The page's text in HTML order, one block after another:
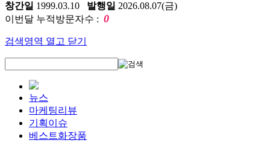
창간일 1999.03.10 발행일 2026.08.07(금)
이번달 누적방문자수 : 0
검색영역 열고 닫기
뉴스
마케팅리뷰
기획이슈
베스트화장품